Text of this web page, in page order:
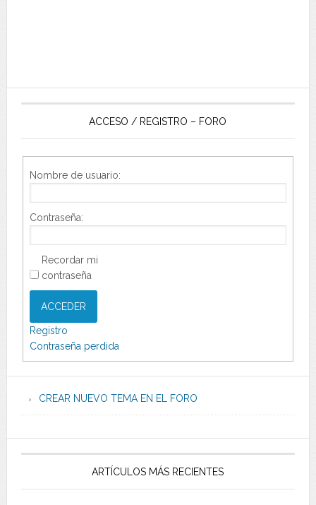
ACCESO / REGISTRO – FORO
Nombre de usuario:
Contraseña:
Recordar mi
contraseña
ACCEDER
Registro
Contraseña perdida
CREAR NUEVO TEMA EN EL FORO
ARTÍCULOS MÁS RECIENTES